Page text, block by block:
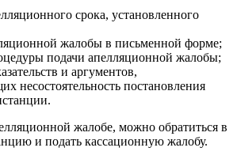
срока, установленного
жалобы в письменной форме;
подачи апелляционной жалобы;
и аргументов,
несостоятельность постановления
жалобе, можно обратиться в
и подать кассационную жалобу.